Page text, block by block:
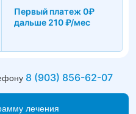
Первый платеж 0₽
дальше 210 ₽/мес
8 (903) 856-62-07
лечения